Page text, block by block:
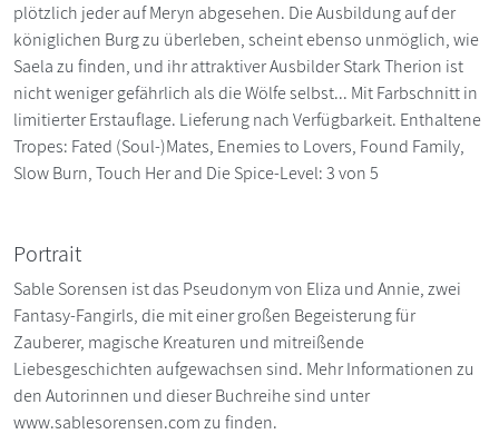
plötzlich jeder auf Meryn abgesehen. Die Ausbildung auf der
königlichen Burg zu überleben, scheint ebenso unmöglich, wie
Saela zu finden, und ihr attraktiver Ausbilder Stark Therion ist
nicht weniger gefährlich als die Wölfe selbst... Mit Farbschnitt in
limitierter Erstauflage. Lieferung nach Verfügbarkeit. Enthaltene
Tropes: Fated (Soul-)Mates, Enemies to Lovers, Found Family,
Slow Burn, Touch Her and Die Spice-Level: 3 von 5
Portrait
Sable Sorensen ist das Pseudonym von Eliza und Annie, zwei
Fantasy-Fangirls, die mit einer großen Begeisterung für
Zauberer, magische Kreaturen und mitreißende
Liebesgeschichten aufgewachsen sind. Mehr Informationen zu
den Autorinnen und dieser Buchreihe sind unter
www.sablesorensen.com zu finden.